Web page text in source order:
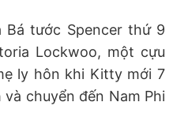
tước Spencer thứ 9
Lockwoo, một cựu
ly hôn khi Kitty mới 7
chuyển đến Nam Phi